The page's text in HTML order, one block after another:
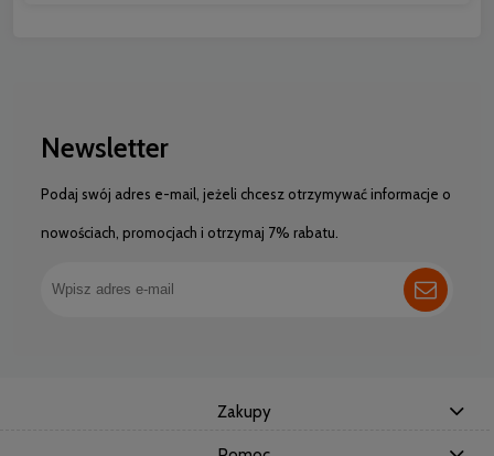
Newsletter
Podaj swój adres e-mail, jeżeli chcesz otrzymywać informacje o
nowościach, promocjach i otrzymaj 7% rabatu.
Zakupy